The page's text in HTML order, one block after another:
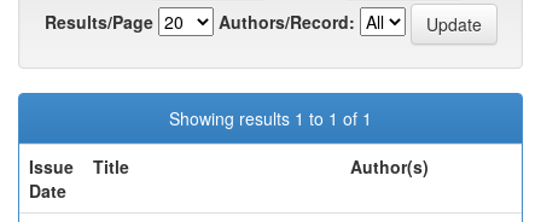
Results/Page
Authors/Record:
Showing results 1 to 1 of 1
Issue
Date
Title Author(s)